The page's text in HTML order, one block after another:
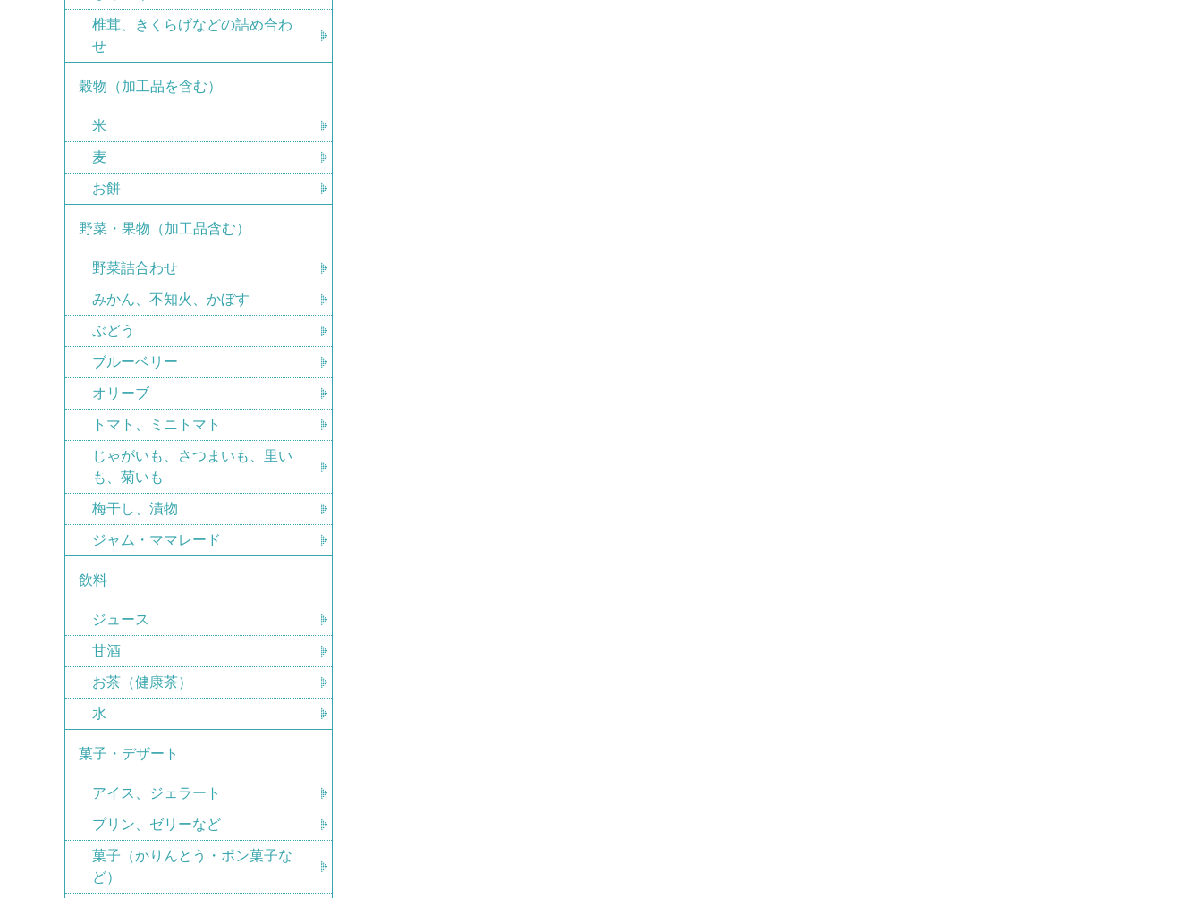
椎茸、きくらげなどの詰め合わ
せ
穀物（加工品を含む）
米
麦
お餅
野菜・果物（加工品含む）
野菜詰合わせ
みかん、不知火、かぼす
ぶどう
ブルーベリー
オリーブ
トマト、ミニトマト
じゃがいも、さつまいも、里い
も、菊いも
梅干し、漬物
ジャム・ママレード
飲料
ジュース
甘酒
お茶（健康茶）
水
菓子・デザート
アイス、ジェラート
プリン、ゼリーなど
菓子（かりんとう・ポン菓子な
ど）